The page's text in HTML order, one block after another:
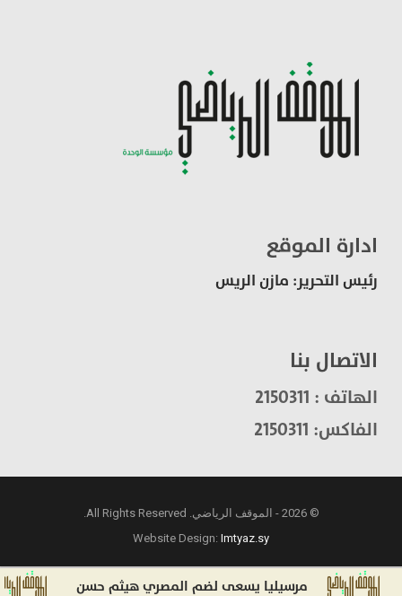
ادارة الموقع
رئيس التحرير: مازن الريس
الاتصال بنا
الهاتف : 2150311
الفاكس: 2150311
© 2026 - الموقف الرياضي. All Rights Reserved.
Website Design:Imtyaz.sy
مرسيليا يسعى لضم المصري هيثم حسن